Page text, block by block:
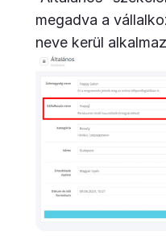
megadva a
neve kerül